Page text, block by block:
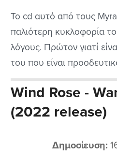
Το cd αυτό από τους
παλιότερη κυκλοφορία
λόγους. Πρώτον γιατί
του που είναι
γιατί τα παιδιά
που ειλικρινά δεν ήξερα
ενεργή αφού δεν είχα
Wind Rose -
(2022 release)
Δημοσίευση: